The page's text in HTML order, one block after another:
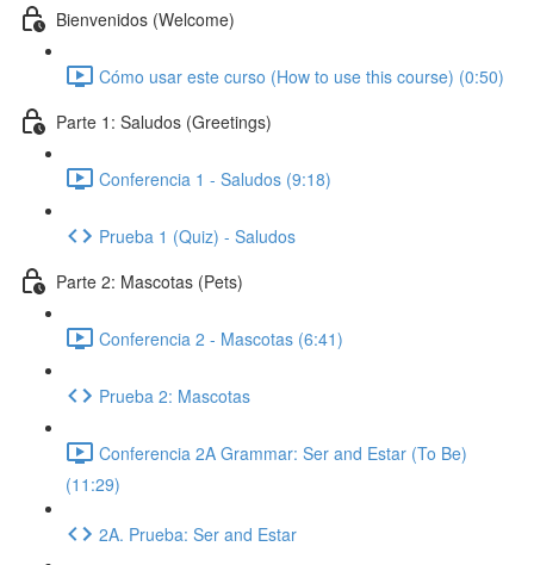
Bienvenidos (Welcome)
Cómo usar este curso (How to use this course) (0:50)
Parte 1: Saludos (Greetings)
Conferencia 1 - Saludos (9:18)
Prueba 1 (Quiz) - Saludos
Parte 2: Mascotas (Pets)
Conferencia 2 - Mascotas (6:41)
Prueba 2: Mascotas
Conferencia 2A Grammar: Ser and Estar (To Be)
(11:29)
2A. Prueba: Ser and Estar